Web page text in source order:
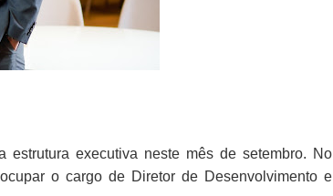
estrutura executiva neste mês de setembro. No
o cargo de Diretor de Desenvolvimento e